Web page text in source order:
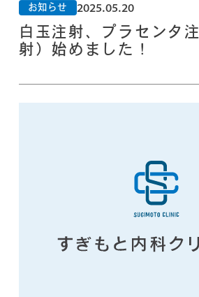
お知らせ 2025.05.20
白玉注射、プラセンタ
射）始めました！